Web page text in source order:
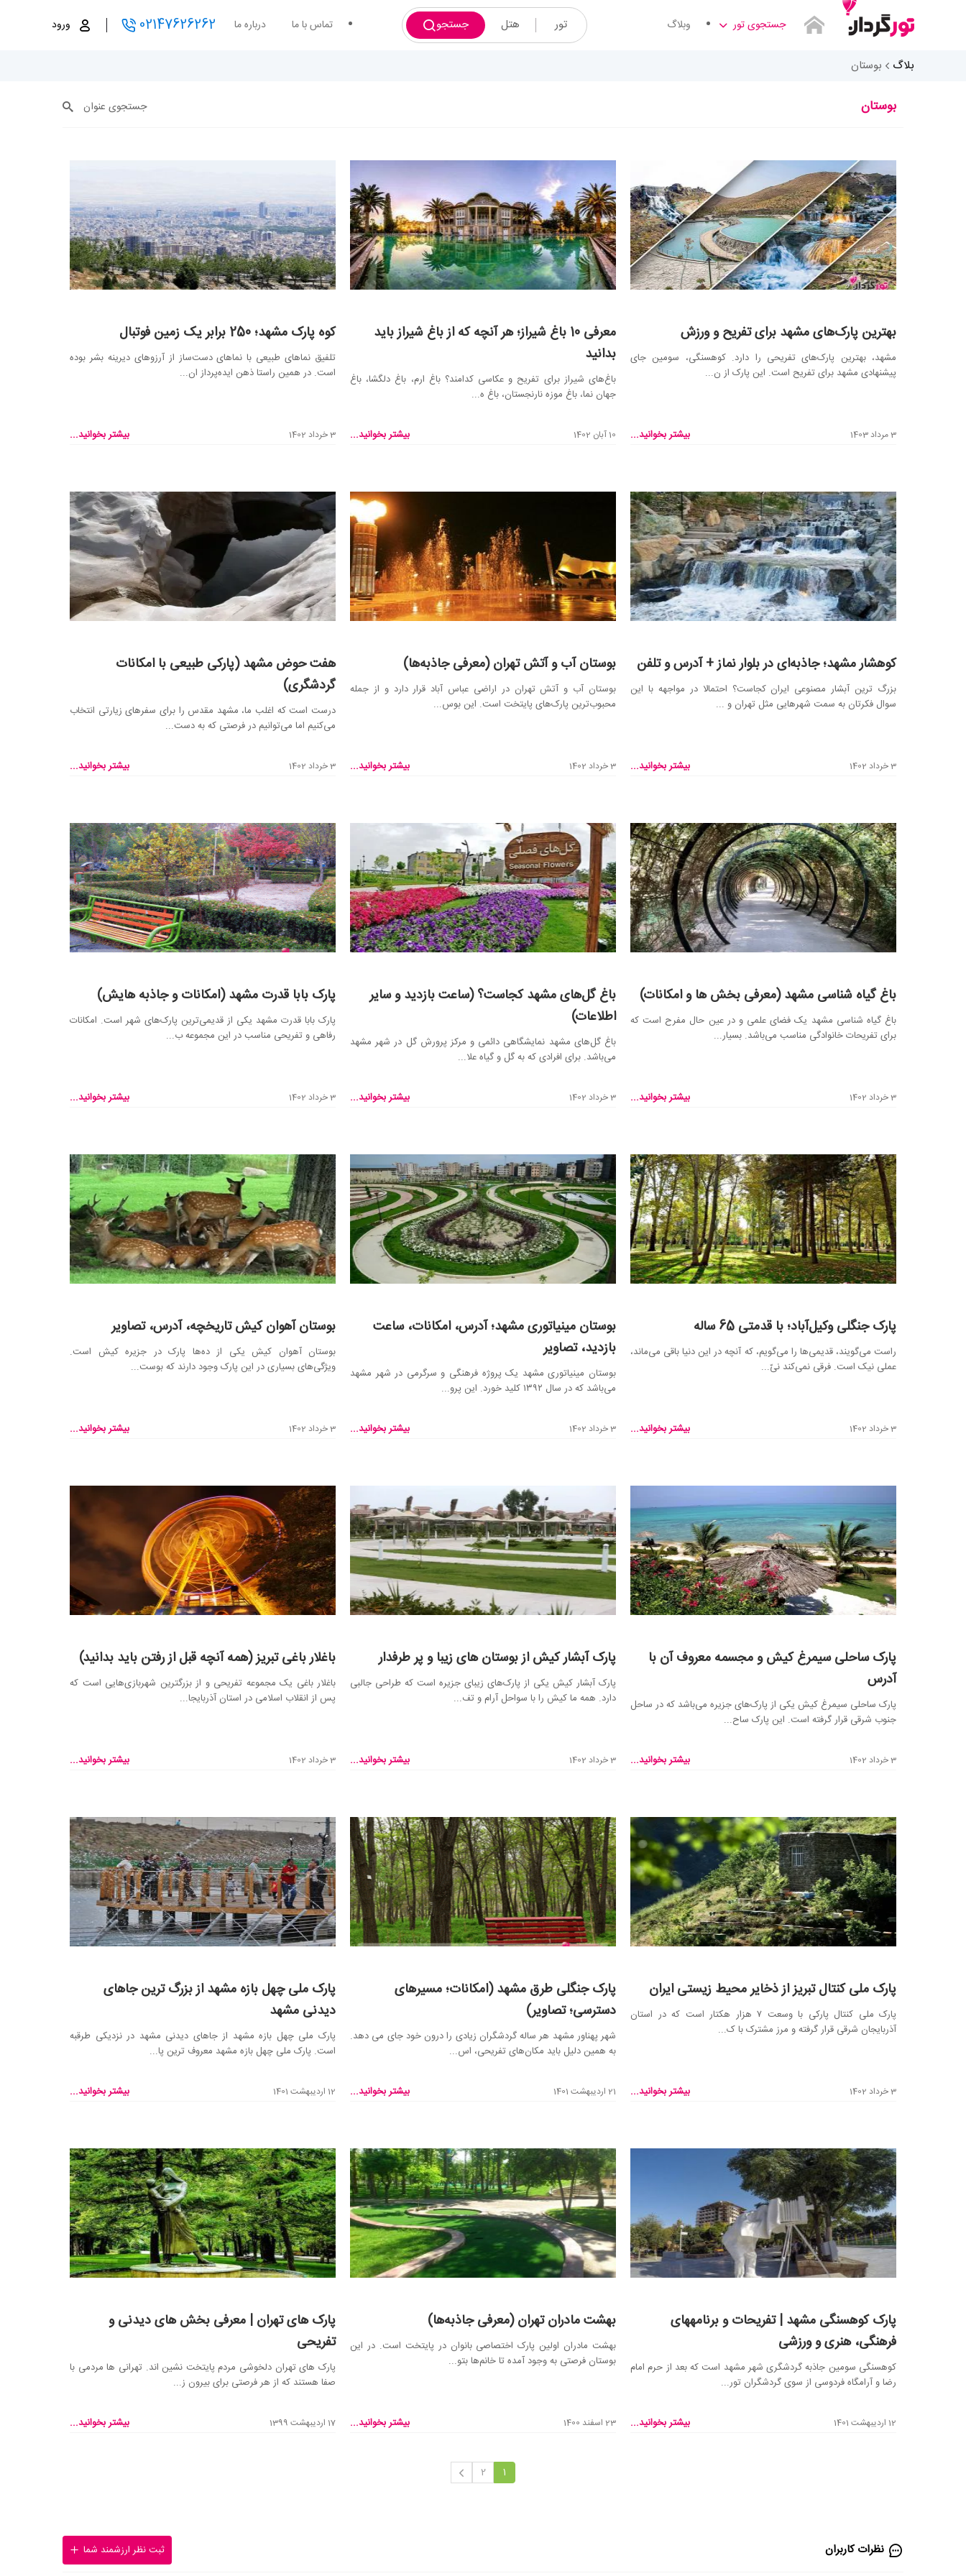
جستجوی تور وبلاگ تور هتل جستجو تماس با ما درباره ما 02147626262 ورود
بلاگ بوستان
بوستان جستجوی عنوان
بهترین پارک‌های مشهد برای تفریح و ورزش
مشهد، بهترین پارک‌های تفریحی را دارد. کوهسنگی، سومین جای
پیشنهادی مشهد برای تفریح است. این پارک از ن...
3 مرداد 1403 بیشتر بخوانید...
معرفی 10 باغ‌ شیراز؛ هر آنچه که از باغ‌ شیراز باید
بدانید
باغ‌های شیراز برای تفریح و عکاسی کدامند؟ باغ ارم، باغ دلگشا، باغ
جهان نما، باغ موزه نارنجستان، باغ ه...
10 آبان 1402 بیشتر بخوانید...
کوه پارک مشهد؛ 250 برابر یک زمین فوتبال
تلفیق نماهای طبیعی با نماهای دست‌ساز از آرزوهای دیرینه بشر بوده
است. در همین راستا ذهن ایده‌پرداز ان...
3 خرداد 1402 بیشتر بخوانید...
کوهشار مشهد؛ جاذبه‌ای در بلوار نماز + آدرس و تلفن
بزرگ ترین آبشار مصنوعی ایران کجاست؟ احتمالا در مواجهه با این
سوال فکرتان به سمت شهرهایی مثل تهران و ...
3 خرداد 1402 بیشتر بخوانید...
بوستان آب و آتش تهران (معرفی جاذبه‌ها)
بوستان آب و آتش تهران در اراضی عباس آباد قرار دارد و از جمله
محبوب‌ترین پارک‌های پایتخت است. این بوس...
3 خرداد 1402 بیشتر بخوانید...
هفت حوض مشهد (پارکی طبیعی با امکانات
گردشگری)
درست است که اغلب ما، مشهد مقدس را برای سفرهای زیارتی انتخاب
می‌کنیم اما می‌توانیم در فرصتی که به دست...
3 خرداد 1402 بیشتر بخوانید...
باغ گیاه شناسی مشهد (معرفی بخش ها و امکانات)
باغ گیاه شناسی مشهد یک فضای علمی و در عین حال مفرح است که
برای تفریحات خانوادگی مناسب می‌باشد. بسیار...
3 خرداد 1402 بیشتر بخوانید...
باغ گل‌های مشهد کجاست؟ (ساعت بازدید و سایر
اطلاعات)
باغ گل‌های مشهد نمایشگاهی دائمی و مرکز پرورش گل در شهر مشهد
می‌باشد. برای افرادی که به گل و گیاه علا...
3 خرداد 1402 بیشتر بخوانید...
پارک بابا قدرت مشهد (امکانات و جاذبه هایش)
پارک بابا قدرت مشهد یکی از قدیمی‌ترین پارک‌های شهر است. امکانات
رفاهی و تفریحی مناسب در این مجموعه ب...
3 خرداد 1402 بیشتر بخوانید...
پارک جنگلی وکیل‌آباد؛ با قدمتی 65 ساله
راست می‌گویند، قدیمی‌ها را می‌گویم، که آنچه در این دنیا باقی می‌ماند،
عملی نیک است. فرقی نمی‌کند نیّ...
3 خرداد 1402 بیشتر بخوانید...
بوستان مینیاتوری مشهد؛ آدرس، امکانات، ساعت
بازدید، تصاویر
بوستان مینیاتوری مشهد یک پروژه فرهنگی و سرگرمی در شهر مشهد
می‌باشد که در سال ۱۳۹۲ کلید خورد. این پرو...
3 خرداد 1402 بیشتر بخوانید...
بوستان آهوان کیش تاریخچه، آدرس، تصاویر
بوستان آهوان کیش یکی از ده‌ها پارک در جزیره کیش است.
ویژگی‌های بسیاری در این پارک وجود دارند که بوست...
3 خرداد 1402 بیشتر بخوانید...
پارک ساحلی سیمرغ کیش و مجسمه معروف آن با
آدرس
پارک ساحلی سیمرغ کیش یکی از پارک‌های جزیره می‌باشد که در ساحل
جنوب شرقی قرار گرفته است. این پارک ساح...
3 خرداد 1402 بیشتر بخوانید...
پارک آبشار کیش از بوستان های زیبا و پر طرفدار
پارک آبشار کیش یکی از پارک‌های زیبای جزیره است که طراحی جالبی
دارد. همه ما کیش را با سواحل آرام و تف...
3 خرداد 1402 بیشتر بخوانید...
باغلار باغی تبریز (همه آنچه قبل از رفتن باید بدانید)
باغلار باغی یک مجموعه تفریحی و از بزرگترین شهربازی‌هایی است که
پس از انقلاب اسلامی در استان آذربایجا...
3 خرداد 1402 بیشتر بخوانید...
پارک ملی کنتال تبریز از ذخایر محیط زیستی ایران
پارک ملی کنتال پارکی با وسعت ۷ هزار هکتار است که در استان
آذربایجان شرقی قرار گرفته و مرز مشترک با ک...
3 خرداد 1402 بیشتر بخوانید...
پارک جنگلی طرق مشهد (امکانات؛ مسیرهای
دسترسی؛ تصاویر)
شهر پهناور مشهد هر ساله گردشگران زیادی را درون خود جای می دهد.
به همین دلیل باید مکان‌های تفریحی، اس...
21 اردیبهشت 1401 بیشتر بخوانید...
پارک ملی چهل بازه مشهد از بزرگ ترین جاهای
دیدنی مشهد
پارک ملی چهل بازه مشهد از جاهای دیدنی مشهد در نزدیکی طرقبه
است. پارک ملی چهل بازه مشهد معروف ترین پا...
12 اردیبهشت 1401 بیشتر بخوانید...
پارک کوهسنگی مشهد | تفریحات و برنامه‎های
فرهنگی، هنری و ورزشی
کوهسنگی سومین جاذبه گردشگری شهر مشهد است که بعد از حرم امام
رضا و آرامگاه فردوسی از سوی گردشگران تور...
12 اردیبهشت 1401 بیشتر بخوانید...
بهشت مادران تهران (معرفی جاذبه‌ها)
بهشت مادران اولین پارک اختصاصی بانوان در پایتخت است. در این
بوستان فرصتی به وجود آمده تا خانم‌ها بتو...
23 اسفند 1400 بیشتر بخوانید...
پارک های تهران | معرفی بخش های دیدنی و
تفریحی
پارک های تهران دلخوشی مردم پایتخت نشین اند. تهرانی ها مردمی با
صفا هستند که از هر فرصتی برای بیرون ز...
17 اردیبهشت 1399 بیشتر بخوانید...
1
2
نظرات کاربران ثبت نظر ارزشمند شما